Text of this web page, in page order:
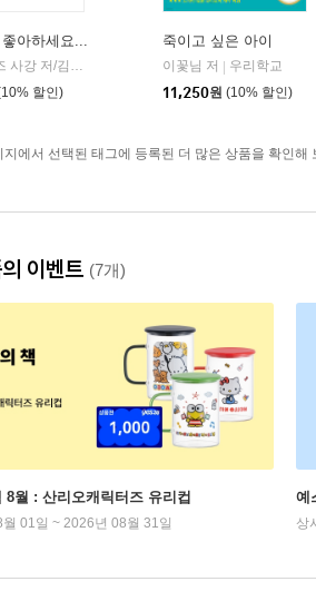
아하세요...
프랑수아즈 사강 저/김남주 역
할인)
죽이고 싶은 아이
이꽃님 저
우리학교
11,250원 (10% 할인)
지에서 선택된 태그에 등록된 더 많은 상품을 확인해
이벤트 (7개)
8월 : 산리오캐릭터즈 유리컵
01일 ~ 2026년 08월 31일
예
상